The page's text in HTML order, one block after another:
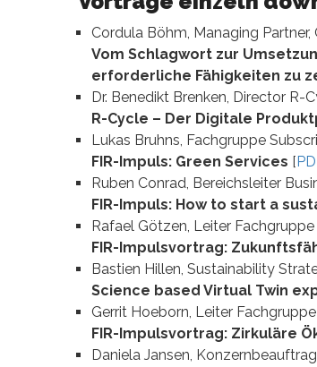
Cordula Böhm, Managing Partner,
Vom Schlagwort zur
erforderliche Fähigkeiten zu
Dr. Benedikt Brenken, Director R-
R-Cycle – Der Digitale
Lukas Bruhns, Fachgruppe
FIR-Impuls: Green Services [
Ruben Conrad, Bereichsleiter
FIR-Impuls: How to start a
Rafael Götzen, Leiter
FIR-Impulsvortrag:
Bastien Hillen, Sustainability
Science based Virtual Twin
Gerrit Hoeborn, Leiter
FIR-Impulsvortrag: Zirkuläre
Daniela Jansen,